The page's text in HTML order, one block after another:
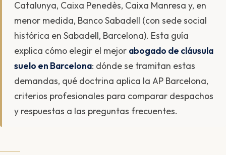
Catalunya, Caixa Penedès, Caixa Manresa y, en
menor medida, Banco Sabadell (con sede social
histórica en Sabadell, Barcelona). Esta guía
explica cómo elegir el mejor abogado de cláusula
suelo en Barcelona: dónde se tramitan estas
demandas, qué doctrina aplica la AP Barcelona,
criterios profesionales para comparar despachos
y respuestas a las preguntas frecuentes.